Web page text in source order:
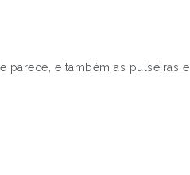
parece, e também as pulseiras e